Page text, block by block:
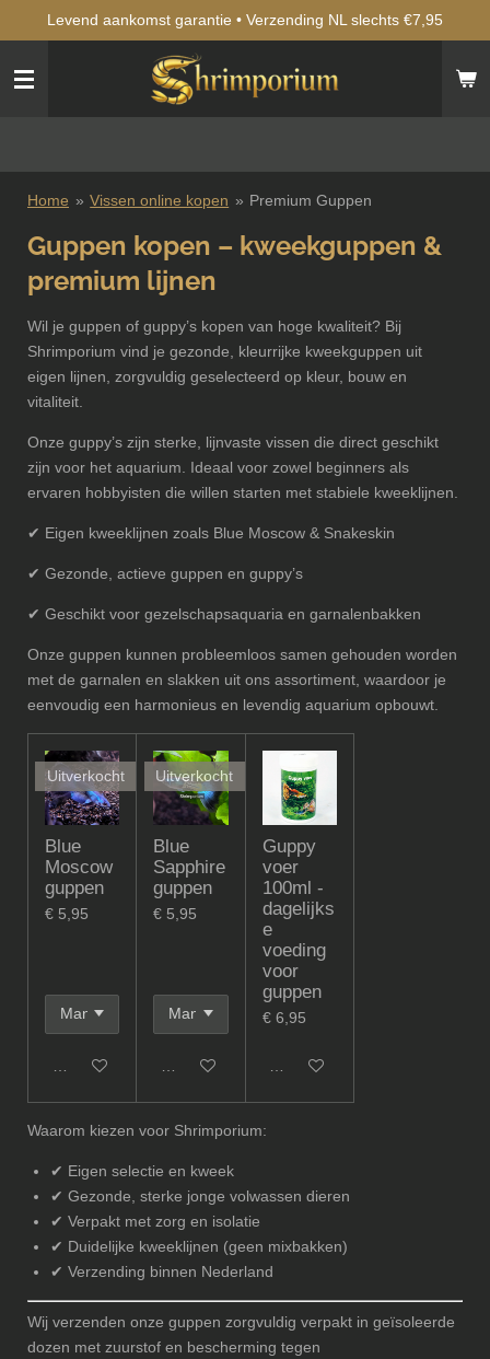
naar
hoofdinhoud
Levend aankomst garantie • Verzending NL slechts €7,95
Home » Vissen online kopen » Premium Guppen
Guppen kopen – kweekguppen &
premium lijnen
Wil je guppen of guppy’s kopen van hoge kwaliteit? Bij
Shrimporium vind je gezonde, kleurrijke kweekguppen uit
eigen lijnen, zorgvuldig geselecteerd op kleur, bouw en
vitaliteit.
Onze guppy’s zijn sterke, lijnvaste vissen die direct geschikt
zijn voor het aquarium. Ideaal voor zowel beginners als
ervaren hobbyisten die willen starten met stabiele kweeklijnen.
✔ Eigen kweeklijnen zoals Blue Moscow & Snakeskin
✔ Gezonde, actieve guppen en guppy’s
✔ Geschikt voor gezelschapsaquaria en garnalenbakken
Onze guppen kunnen probleemloos samen gehouden worden
met de garnalen en slakken uit ons assortiment, waardoor je
eenvoudig een harmonieus en levendig aquarium opbouwt.
Uitverkocht
Blue
Moscow
guppen
€ 5,95
Houd mij op de hoogte
Uitverkocht
Blue
Sapphire
guppen
€ 5,95
Houd mij op de hoogte
Guppy
voer
100ml -
dagelijks
e
voeding
voor
guppen
€ 6,95
In winkelwagen
Waarom kiezen voor Shrimporium:
✔ Eigen selectie en kweek
✔ Gezonde, sterke jonge volwassen dieren
✔ Verpakt met zorg en isolatie
✔ Duidelijke kweeklijnen (geen mixbakken)
✔ Verzending binnen Nederland
Wij verzenden onze guppen zorgvuldig verpakt in geïsoleerde
dozen met zuurstof en bescherming tegen